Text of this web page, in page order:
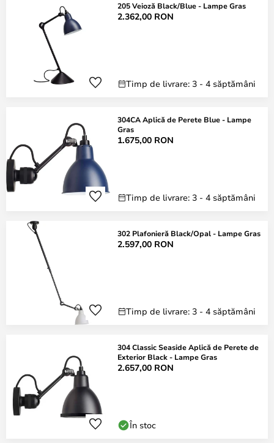
205 Veioză Black/Blue - Lampe Gras
2.362,00 RON
Timp de livrare: 3 - 4 săptămâni
304CA Aplică de Perete Blue - Lampe
Gras
1.675,00 RON
Timp de livrare: 3 - 4 săptămâni
302 Plafonieră Black/Opal - Lampe Gras
2.597,00 RON
Timp de livrare: 3 - 4 săptămâni
304 Classic Seaside Aplică de Perete de
Exterior Black - Lampe Gras
2.657,00 RON
În stoc